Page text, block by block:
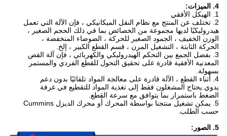
4. الميزات:
2. تختلف عن المنتج مع نظام النقل الميكانيكي ، فإن الآلة التي تعمل
هيدروليكيًا لديها مجموعة من الخصائص بما في ذلك الحجم الصغير ،
الوزن الخفيف ، الجمود الصغير للحركة ، الضوضاء المنخفضة ،
الحركة الثابتة ، التشغيل المرن ، قسم القطع الكبير ، إلخ.
3. بفضل الجمع بين التحكم الهيدروليكي والكهربائي ، فإن آلة القص
المعدنية الأفقية قادرة على تحقيق التحول للقطع الفردي والمستمر
بسهولة.
4. أثناء القطع ، الآلة قادرة على معالجة المواد تلقائيًا بدون دعم
يدوي.يحتاج المشغلون فقط إلى تغذية المواد للتقطيع في غرفة
الضغط باستمرار بما يتوافق مع سرعة القطع.
5. يمكن تشغيل منتجنا بواسطة المحرك أو محرك الديزل Cummins
حسب الطلب.
5. الصور: